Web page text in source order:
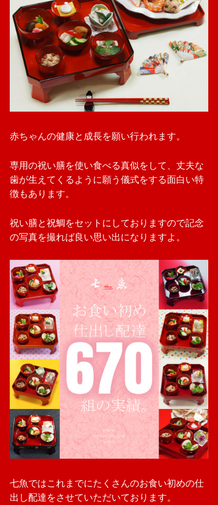
赤ちゃんの健康と成長を願い行われます。
専用の祝い膳を使い食べる真似をして、丈夫な
歯が生えてくるように願う儀式をする面白い特
徴もあります。
祝い膳と祝鯛をセットにしておりますので記念
の写真を撮れば良い思い出になりますよ。
七魚ではこれまでにたくさんのお食い初めの仕
出し配達をさせていただいております。